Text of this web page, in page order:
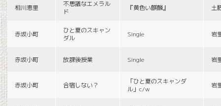
相川恵里
不思議なエメラル
ド
『黄色い麒麟』 土
赤坂小町
ひと夏のスキャン
ダル
Single 岩
赤坂小町 放課後授業 Single 岩
赤坂小町 合宿しない？
「ひと夏のスキャンダ
ル」c/w
岩